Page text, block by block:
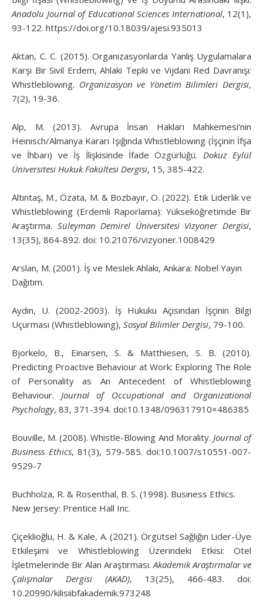
Anadolu Journal of Educational Sciences International, 12(1),
93-122. https://doi.org/10.18039/ajesi.935013
Aktan, C. C. (2015). Organizasyonlarda Yanlış Uygulamalara
Karşı Bir Sivil Erdem, Ahlaki Tepki ve Vijdani Red Davranışı:
Whıstleblowıng. Organizasyon ve Yönetim Bilimleri Dergisi,
7(2), 19-36.
Alp, M. (2013). Avrupa İnsan Hakları Mahkemesi’nin
Heınısch/Almanya Kararı Işığında Whıstleblowıng (İşçinin İfşa
ve İhbarı) ve İş İlişkisinde İfade Özgürlüğü. Dokuz Eylül
Üniversitesi Hukuk Fakültesi Dergisi, 15, 385-422.
Altıntaş, M., Özata, M. & Bozbayır, O. (2022). Etik Liderlik ve
Whistleblowing (Erdemli Raporlama): Yükseköğretimde Bir
Araştırma. Süleyman Demirel Üniversitesi Vizyoner Dergisi,
13(35), 864-892. doi: 10.21076/vizyoner.1008429
Arslan, M. (2001). İş ve Meslek Ahlakı, Ankara: Nobel Yayın
Dağıtım.
Aydın, U. (2002-2003). İş Hukuku Açısından İşçinin Bilgi
Uçurması (Whistleblowing), Sosyal Bilimler Dergisi, 79-100.
Bjorkelo, B., Einarsen, S. & Matthiesen, S. B. (2010).
Predicting Proactive Behaviour at Work: Exploring The Role
of Personality as An Antecedent of Whistleblowing
Behaviour. Journal of Occupational and Organizational
Psychology, 83, 371-394. doi:10.1348/096317910×486385
Bouville, M. (2008). Whistle-Blowing And Morality. Journal of
Business Ethics, 81(3), 579-585. doi:10.1007/s10551-007-
9529-7
Buchholza, R. & Rosenthal, B. S. (1998). Business Ethics.
New Jersey: Prentice Hall Inc.
Çiçeklioğlu, H. & Kale, A. (2021). Örgütsel Sağlığın Lider-Üye
Etkileşimi ve Whistleblowing Üzerindeki Etkisi: Otel
İşletmelerinde Bir Alan Araştırması. Akademik Araştırmalar ve
Çalışmalar Dergisi (AKAD), 13(25), 466-483. doi:
10.20990/kilisiibfakademik.973248